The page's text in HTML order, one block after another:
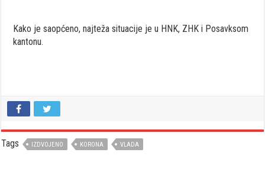
Kako je saopćeno, najteža situacije je u HNK, ZHK i Posavksom
kantonu.
Tags IZDVOJENO KORONA VLADA